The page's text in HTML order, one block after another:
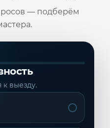
— подберём
к выезду.